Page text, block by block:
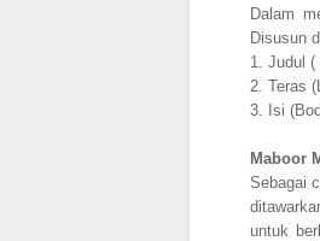
Dalam
Disusun
1.
Judul (
2. Teras
3.
Isi
Maboor
Sebagai
untuk